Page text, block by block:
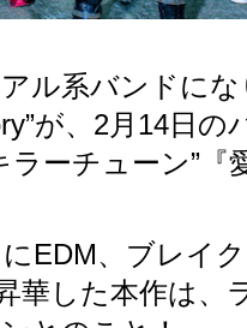
ル系バンドに
が、2月14日
ラーチューン”『
EDM、ブレイ
華した本作は、